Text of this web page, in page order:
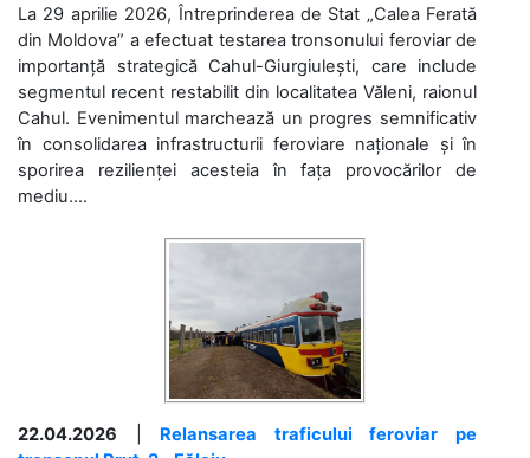
La 29 aprilie 2026, Întreprinderea de Stat „Calea Ferată
din Moldova” a efectuat testarea tronsonului feroviar de
importanță strategică Cahul-Giurgiulești, care include
segmentul recent restabilit din localitatea Văleni, raionul
Cahul. Evenimentul marchează un progres semnificativ
în consolidarea infrastructurii feroviare naționale și în
sporirea rezilienței acesteia în fața provocărilor de
mediu....
22.04.2026
Relansarea traficului feroviar pe